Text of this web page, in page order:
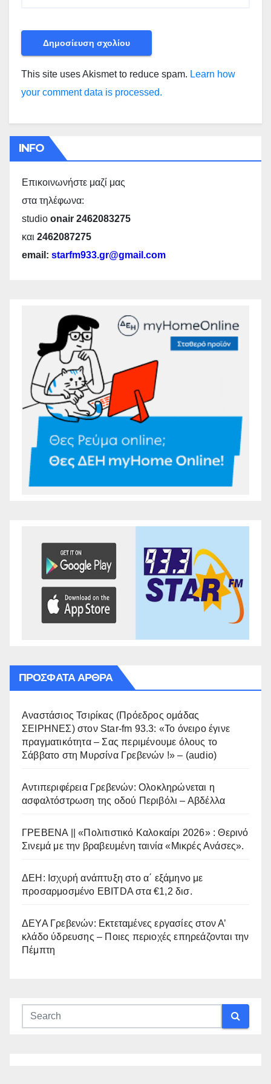
This site uses Akismet to reduce spam. Learn how
your comment data is processed.
INFO
Επικοινωνήστε μαζί μας
στα τηλέφωνα:
studio onair 2462083275
και 2462087275
email: starfm933.gr@gmail.com
ΠΡΌΣΦΑΤΑ ΆΡΘΡΑ
Αναστάσιος Τσιρίκας (Πρόεδρος ομάδας
ΣΕΙΡΗΝΕΣ) στον Star-fm 93.3: «Το όνειρο έγινε
πραγματικότητα – Σας περιμένουμε όλους το
Σάββατο στη Μυρσίνα Γρεβενών !» – (audio)
Αντιπεριφέρεια Γρεβενών: Ολοκληρώνεται η
ασφαλτόστρωση της οδού Περιβόλι – Αβδέλλα
ΓΡΕΒΕΝΑ || «Πολιτιστικό Καλοκαίρι 2026» : Θερινό
Σινεμά με την βραβευμένη ταινία «Μικρές Ανάσες».
ΔΕΗ: Ισχυρή ανάπτυξη στο α΄ εξάμηνο με
προσαρμοσμένο EBITDA στα €1,2 δισ.
ΔΕΥΑ Γρεβενών: Εκτεταμένες εργασίες στον Α’
κλάδο ύδρευσης – Ποιες περιοχές επηρεάζονται την
Πέμπτη